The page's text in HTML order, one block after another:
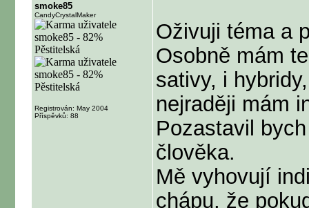
smoke85
CandyCrystalMaker
Registrován: May 2004
Příspěvků: 88
Oživuji téma a
Osobně mám
sativy, i
nejraději mám
Pozastavil
člověka.
Mě vyhovují
chápu, že